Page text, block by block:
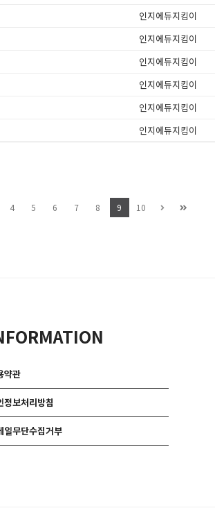
인지에듀지킴이
인지에듀지킴이
인지에듀지킴이
인지에듀지킴이
인지에듀지킴이
인지에듀지킴이
4 5 6 7 8 9 10
약관
정보처리방침
일무단수집거부